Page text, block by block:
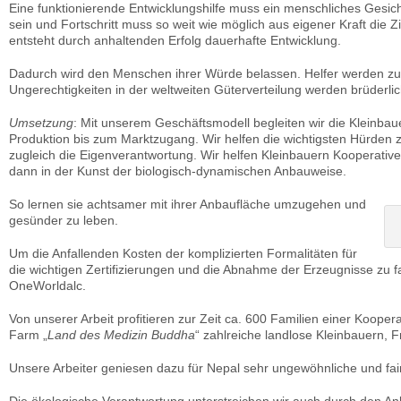
Eine funktionierende Entwicklungshilfe muss ein menschliches
sein und Fortschritt muss so weit wie möglich aus eigener Kraft die
entsteht durch anhaltenden Erfolg dauerhafte Entwicklung.
Dadurch wird den Menschen ihrer Würde belassen. Helfer werden
Ungerechtigkeiten in der weltweiten Güterverteilung werden
Umsetzung: Mit unserem Geschäftsmodell begleiten wir die
Produktion bis zum Marktzugang. Wir helfen die wichtigsten Hürden
zugleich die Eigenverantwortung. Wir helfen Kleinbauern
dann in der Kunst der biologisch-dynamischen Anbauweise.
So lernen sie achtsamer mit ihrer Anbaufläche umzugehen und
gesünder zu leben.
Um die Anfallenden Kosten der komplizierten Formalitäten für
die wichtigen Zertifizierungen und die Abnahme der Erzeugnisse zu
OneWorldalc.
Von unserer Arbeit profitieren zur Zeit ca. 600 Familien einer
Farm „ Land des Medizin Buddha“ zahlreiche landlose Kleinbauern,
Unsere Arbeiter geniesen dazu für Nepal sehr ungewöhnliche und